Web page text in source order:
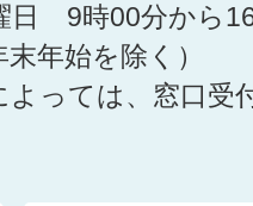
日 9時00分から
末年始を除く）
よっては、窓口受